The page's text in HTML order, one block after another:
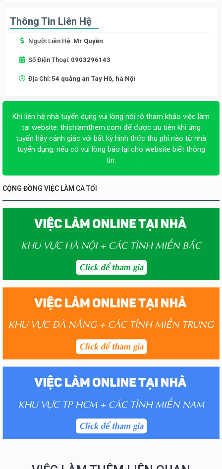
Thông Tin Liên Hệ
Người Liên Hệ: Mr Quyền
Số Điện Thoại: 0903296143
Địa Chỉ: 54 quảng an Tay Hồ, hà Nội
Khi liên hệ nhà tuyển dụng vui lòng nói rõ tham khảo việc làm
tại website: thichlamthem.com để được ưu tiên khi ứng
tuyển hãy cảnh giác với bất kỳ hình thức thu phí nào từ nhà
tuyển dụng, nếu có vui lòng báo lại cho website biết thông
tin.
CỘNG ĐỒNG VIỆC LÀM CA TỐI